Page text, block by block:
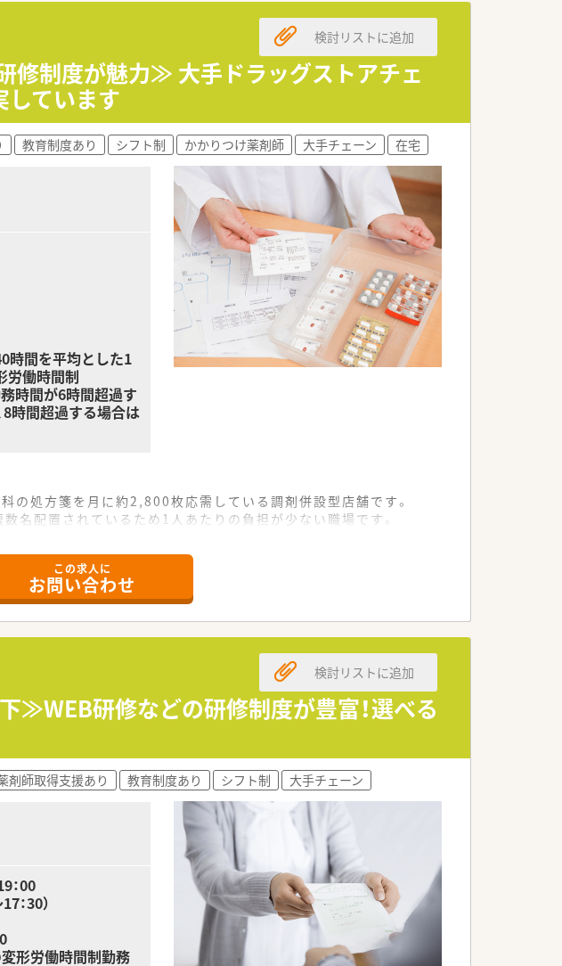
し合う協力体制が根付いています。
かり休息を取ることができます。
できる教育体制を整えています。
医療連携を実践しています。
給休暇を取得できる環境です。
修制度が魅力≫ 大手ドラッグストアチェ
しています
検討リストに追加
教育制度あり シフト制 かかりつけ薬剤師 大手チェーン 在宅
時間を平均とした1
労働時間制
時間が6時間超過す
8時間超過する場合は
の処方箋を月に約2,800枚応需している調剤併設型店舗です。
名配置されているため1人あたりの負担が少ない職場です。
円規模の強固な経営基盤を誇る極めて安定した企業です。
なく在宅医療や介護など幅広い事業を多角的に展開していま
％前後という驚異的な安全性を実現しています。
給を合わせると実質120日以上の休日確保が可能です。
ービス残業が発生しない健全な就業環境が厳守されていま
で利用できる業界最長クラスの時短勤務制度も完備していま
人ひとりの患者様とじっくり向き合うことができます。
仕事と私生活のバランスを高い水準で維持できるのが魅力で
が担保された環境で対人業務の醍醐味を実感できる職場です。
この求人に
お問い合わせ
≫WEB研修などの研修制度が豊富！選べる
検討リストに追加
剤師取得支援あり 教育制度あり シフト制 大手チェーン
：00
：30）
形労働時間制勤務